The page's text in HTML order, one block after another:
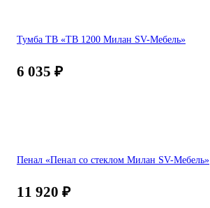
Тумба ТВ «ТВ 1200 Милан SV-Мебель»
6 035 ₽
Пенал «Пенал со стеклом Милан SV-Мебель»
11 920 ₽